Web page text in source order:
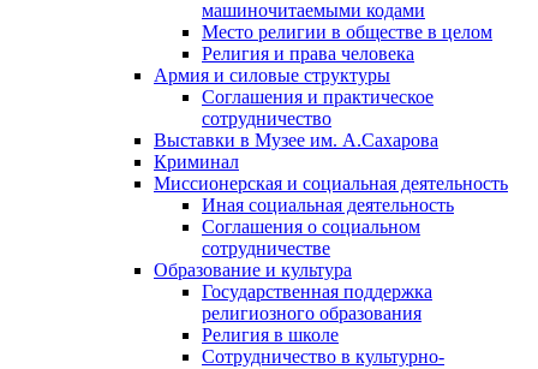
машиночитаемыми кодами
Место религии в обществе в целом
Религия и права человека
Армия и силовые структуры
Соглашения и практическое
сотрудничество
Выставки в Музее им. А.Сахарова
Криминал
Миссионерская и социальная деятельность
Иная социальная деятельность
Соглашения о социальном
сотрудничестве
Образование и культура
Государственная поддержка
религиозного образования
Религия в школе
Сотрудничество в культурно-